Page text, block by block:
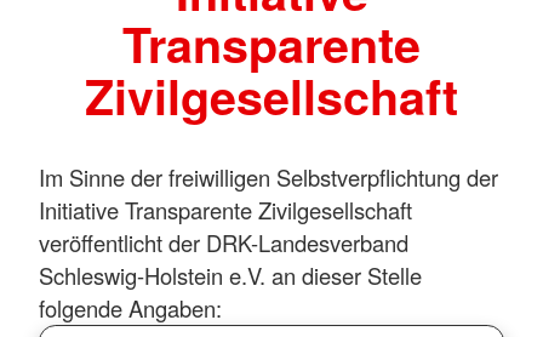
Transparente
Zivilgesellschaft
Im Sinne der freiwilligen Selbstverpflichtung der
Initiative Transparente Zivilgesellschaft
veröffentlicht der DRK-Landesverband
Schleswig-Holstein e.V. an dieser Stelle
folgende Angaben: